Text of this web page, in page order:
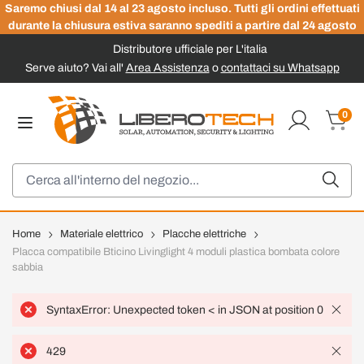
Saremo chiusi dal 14 al 23 agosto incluso. Tutti gli ordini effettuati
durante la chiusura estiva saranno spediti a partire dal 24 agosto
Distributore ufficiale per L'italia
Serve aiuto? Vai all' Area Assistenzao contattaci su Whatsapp
0
Home Materiale elettrico
Placche elettriche
Placca compatibile Bticino Livinglight 4 moduli plastica bombata colore
sabbia
SyntaxError: Unexpected token < in JSON at position 0
429